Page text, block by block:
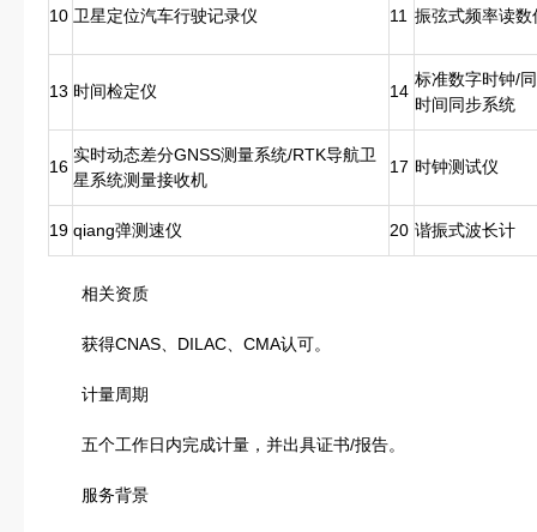
10 卫星定位汽车行驶记录仪 11 振弦式频率读
13 时间检定仪 14
标准数字时钟/
时间同步系统
16
实时动态差分GNSS测量系统/RTK导航卫
星系统测量接收机
17 时钟测试仪
19 qiang弹测速仪 20 谐振式波长计
相关资质
获得CNAS、DILAC、CMA认可。
计量周期
五个工作日内完成计量，并出具证书/报告。
服务背景